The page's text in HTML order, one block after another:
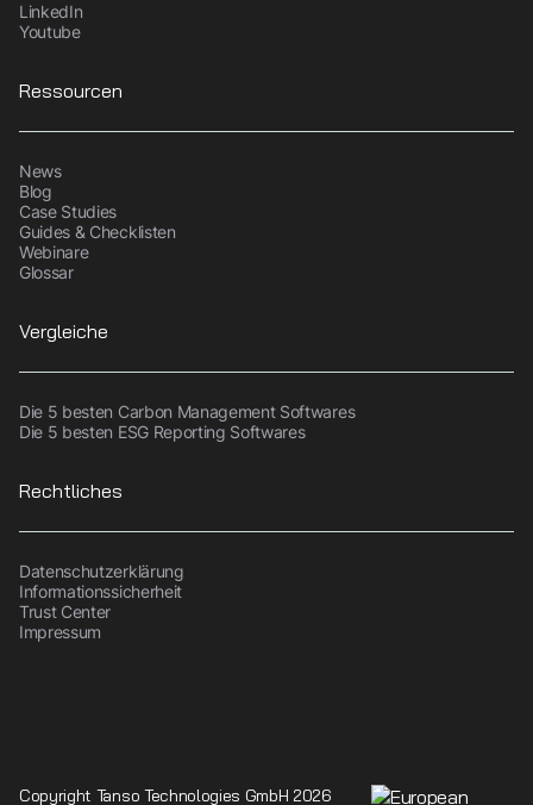
LinkedIn
Youtube
Ressourcen
News
Blog
Case Studies
Guides & Checklisten
Webinare
Glossar
Vergleiche
Die 5 besten Carbon Management Softwares
Die 5 besten ESG Reporting Softwares
Rechtliches
Datenschutzerklärung
Informationssicherheit
Trust Center
Impressum
Copyright Tanso Technologies GmbH 2026